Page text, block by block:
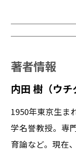
著者情報
内田 樹（ウチ
1950年東京生ま
学名誉教授。専
育論など。現在